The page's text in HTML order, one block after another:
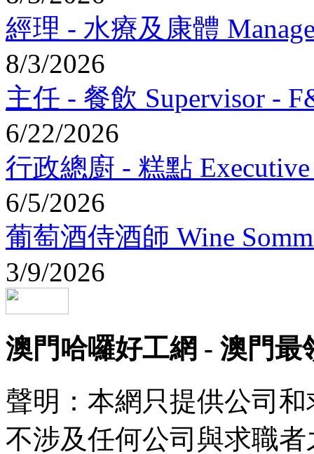
經理 - 水療及康體
8/3/2026
主任 - 餐飲 Supervisor -
6/22/2026
行政總廚 - 糕點 Executive
6/5/2026
葡萄酒侍酒師 Wine
3/9/2026
澳門哈囉好工網 - 澳門最
聲明：本網只提供公司
不涉及任何公司與求職